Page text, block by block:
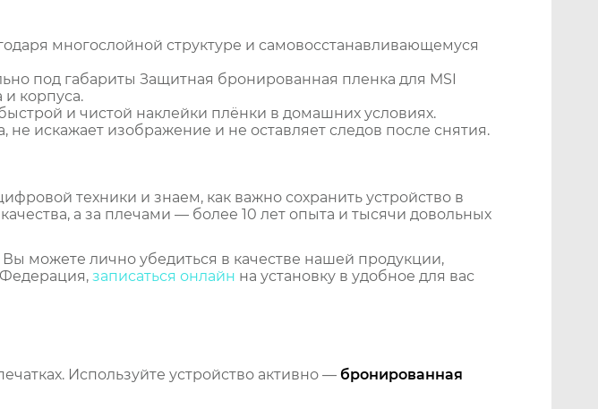
многослойной структуре и самовосстанавливающемуся
под габариты Защитная бронированная пленка для MSI
корпуса.
и чистой наклейки плёнки в домашних условиях.
искажает изображение и не оставляет следов после снятия.
техники и знаем, как важно сохранить устройство в
а за плечами — более 10 лет опыта и тысячи довольных
можете лично убедиться в качестве нашей продукции,
записаться онлайн на установку в удобное для вас
Используйте устройство активно — бронированная